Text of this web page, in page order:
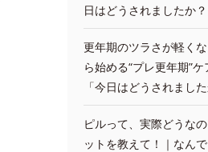
日はどうされましたか
更年期のツラさが軽く
ら始める“プレ更年期”
「今日はどうされまし
ピルって、実際どうな
ットを教えて！｜なん